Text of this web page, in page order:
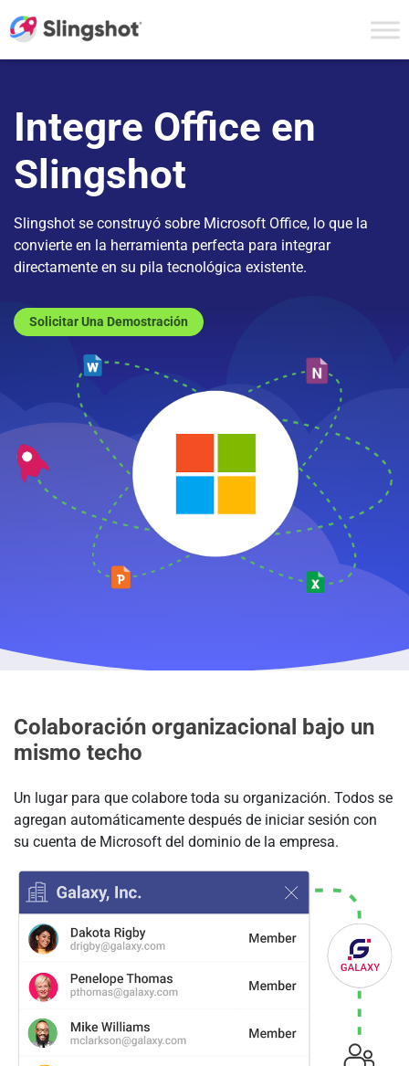
Integre Office en
Slingshot
Slingshot se construyó sobre Microsoft Office, lo que la
convierte en la herramienta perfecta para integrar
directamente en su pila tecnológica existente.
Solicitar Una Demostración
Colaboración organizacional bajo un
mismo techo
Un lugar para que colabore toda su organización. Todos se
agregan automáticamente después de iniciar sesión con
su cuenta de Microsoft del dominio de la empresa.